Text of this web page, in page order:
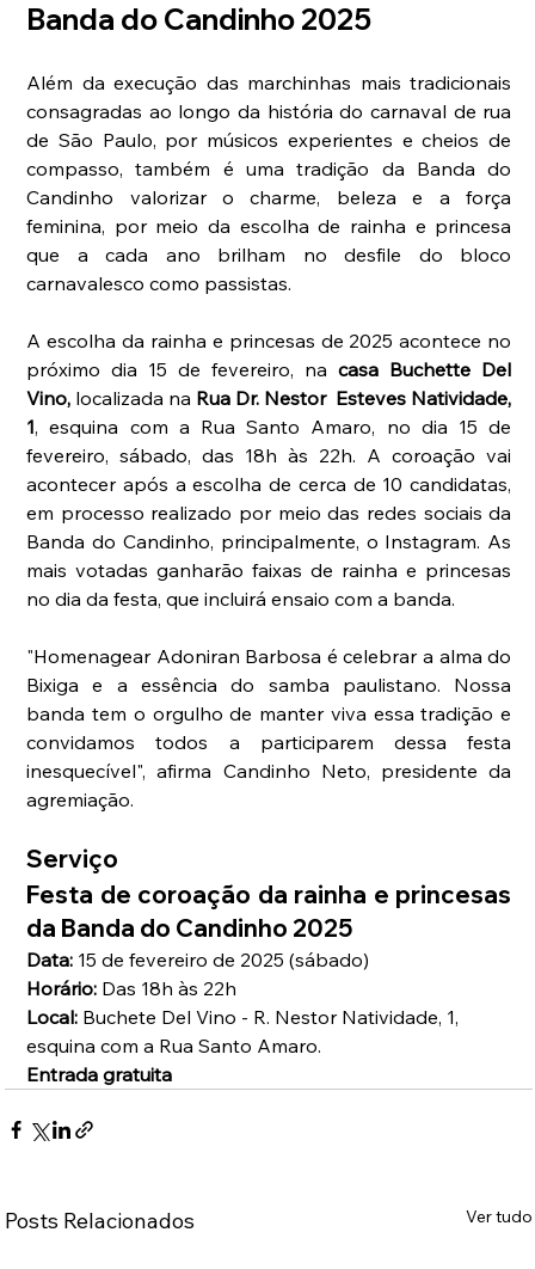
Banda do Candinho 2025
Além da execução das marchinhas mais tradicionais
consagradas ao longo da história do carnaval de rua
de São Paulo, por músicos experientes e cheios de
compasso, também é uma tradição da Banda do
Candinho valorizar o charme, beleza e a força
feminina, por meio da escolha de rainha e princesa
que a cada ano brilham no desfile do bloco
carnavalesco como passistas.
A escolha da rainha e princesas de 2025 acontece no
próximo dia 15 de fevereiro, na casa Buchette Del
Vino, localizada na Rua Dr. Nestor  Esteves Natividade,
1, esquina com a Rua Santo Amaro, no dia 15 de
fevereiro, sábado, das 18h às 22h. A coroação vai
acontecer após a escolha de cerca de 10 candidatas,
em processo realizado por meio das redes sociais da
Banda do Candinho, principalmente, o Instagram. As
mais votadas ganharão faixas de rainha e princesas
no dia da festa, que incluirá ensaio com a banda.
"Homenagear Adoniran Barbosa é celebrar a alma do
Bixiga e a essência do samba paulistano. Nossa
banda tem o orgulho de manter viva essa tradição e
convidamos todos a participarem dessa festa
inesquecível", afirma Candinho Neto, presidente da
agremiação.
Serviço
Festa de coroação da rainha e princesas
da Banda do Candinho 2025
Data: 15 de fevereiro de 2025 (sábado)
Horário: Das 18h às 22h
Local: Buchete Del Vino - R. Nestor Natividade, 1,
esquina com a Rua Santo Amaro.
Entrada gratuita
Posts Relacionados Ver tudo